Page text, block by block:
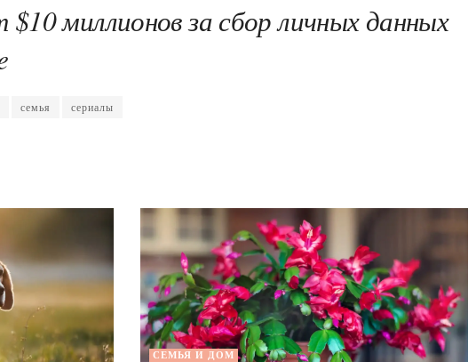
миллионов за сбор личных данных
семья сериалы
СЕМЬЯ И ДОМ